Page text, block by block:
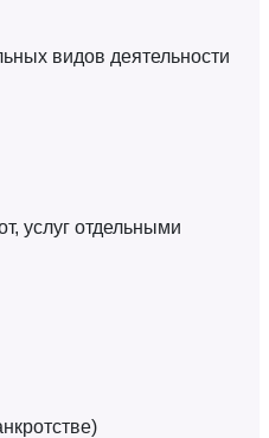
видов деятельности
услуг отдельными